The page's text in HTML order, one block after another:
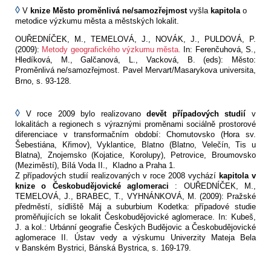
◊ V knize Město proměnlivá ne/samozřejmost vyšla kapitola o
metodice výzkumu města a městských lokalit.
OUŘEDNÍČEK, M., TEMELOVÁ, J., NOVÁK, J., PULDOVÁ, P.
(2009): Metody geografického výzkumu města. In: Ferenčuhová, S.,
Hledíková, M., Galčanová, L., Vacková, B. (eds): Město:
Proměnlivá ne/samozřejmost. Pavel Mervart/Masarykova universita,
Brno, s. 93-128.
◊ V roce 2009 bylo realizovanodevět případových studiív
lokalitách a regionech s výraznými proměnami sociálně prostorové
diferenciace v transformačním období: Chomutovsko (Hora sv.
Šebestiána, Křimov), Vyklantice, Blatno (Blatno, Velečín, Tis u
Blatna), Znojemsko (Kojatice, Korolupy), Petrovice, Broumovsko
(Meziměstí), Bílá Voda II., Kladno a Praha 1.
Z případových studií realizovaných v roce 2008 vychází kapitola v
knize o Českobudějovické aglomeraci : OUŘEDNÍČEK, M.,
TEMELOVÁ, J., BRABEC, T., VYHNÁNKOVÁ, M. (2009): Pražské
předměstí, sídliště Máj a suburbium Kodetka: případové studie
proměňujících se lokalit Českobudějovické aglomerace. In: Kubeš,
J. a kol.: Urbánní geografie Českých Budějovic a Českobudějovické
aglomerace II. Ústav vedy a výskumu Univerzity Mateja Bela
v Banském Bystrici, Bánská Bystrica, s. 169-179.